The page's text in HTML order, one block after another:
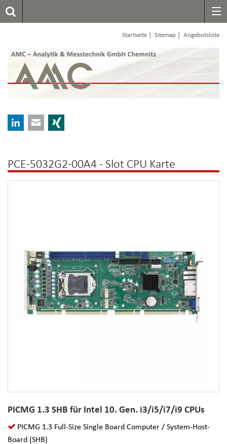
Startseite Sitemap Angebotsliste
LinkedInE-mail
PCE-5032G2-00A4 - Slot CPU Karte
PICMG 1.3 SHB für Intel 10. Gen. i3/i5/i7/i9 CPUs
PICMG 1.3 Full-Size Single Board Computer / System-Host-
Board (SHB)